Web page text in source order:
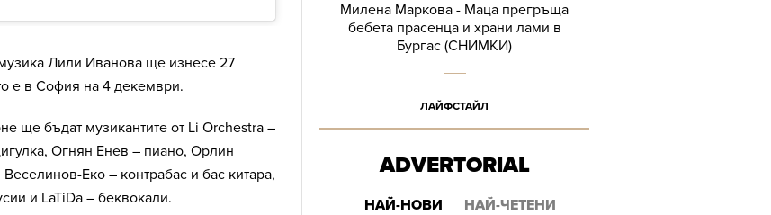
Лили Иванова ще изнесе 27
е в София на 4 декември.
ще бъдат музикантите от Li Orchestra –
Огнян Енев – пиано, Орлин
Еко – контрабас и бас китара,
и LaTiDa – беквокали.
Милена Маркова - Маца прегръща
бебета прасенца и храни лами в
Бургас (СНИМКИ)
ЛАЙФСТАЙЛ
ADVERTORIAL
НАЙ-НОВИ НАЙ-ЧЕТЕНИ